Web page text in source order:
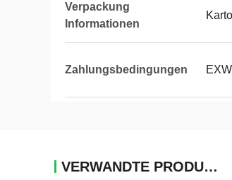
Verpackung
Informationen
Zahlungsbedingungen EXW
VERWANDTE PRODUKTE